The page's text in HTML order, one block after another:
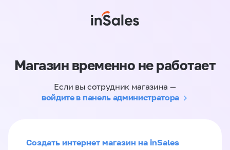
Магазин временно не работает
Если вы сотрудник магазина —
войдите в панель администратора
Создать интернет магазин на inSales